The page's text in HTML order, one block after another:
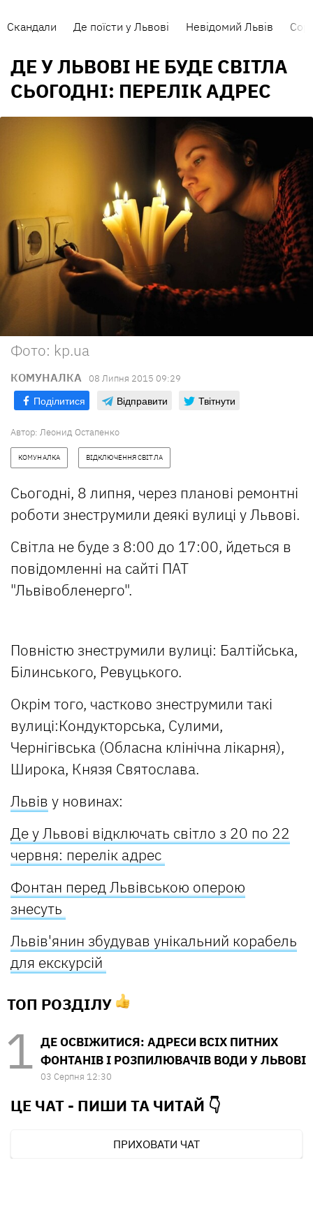
Скандали Де поїсти у Львові Невідомий Львів
ДЕ У ЛЬВОВІ НЕ БУДЕ СВІТЛА
СЬОГОДНІ: ПЕРЕЛІК АДРЕС
Фото: kp.ua
КОМУНАЛКА 08 Липня 2015 09:29
Поділитися Відправити Твітнути
Автор: Леонид Остапенко
КОМУНАЛКА ВІДКЛЮЧЕННЯ СВІТЛА
Сьогодні, 8 липня, через планові ремонтні
роботи знеструмили деякі вулиці у Львові.
Світла не буде з 8:00 до 17:00, йдеться в
повідомленні на сайті ПАТ
"Львівобленерго".
Повністю знеструмили вулиці: Балтійська,
Білинського, Ревуцького.
Окрім того, частково знеструмили такі
вулиці:Кондукторська, Сулими,
Чернігівська (Обласна клінічна лікарня),
Широка, Князя Святослава.
Львів у новинах:
Де у Львові відключать світло з 20 по 22
червня: перелік адрес
Фонтан перед Львівською оперою
знесуть
Львів'янин збудував унікальний корабель
для екскурсій
ТОП РОЗДІЛУ
ДЕ ОСВІЖИТИСЯ: АДРЕСИ ВСІХ ПИТНИХ
ФОНТАНІВ І РОЗПИЛЮВАЧІВ ВОДИ У ЛЬВОВІ
03 Серпня 12:30
ЦЕ ЧАТ - ПИШИ ТА ЧИТАЙ 👇
ПРИХОВАТИ ЧАТ